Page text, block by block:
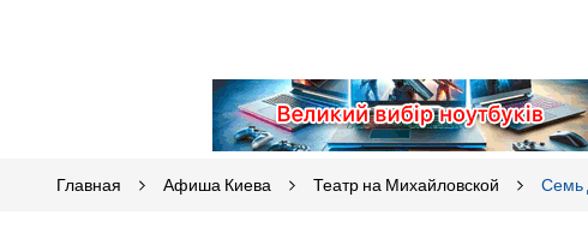
Главная Афиша Киева Театр на Михайловской Семь